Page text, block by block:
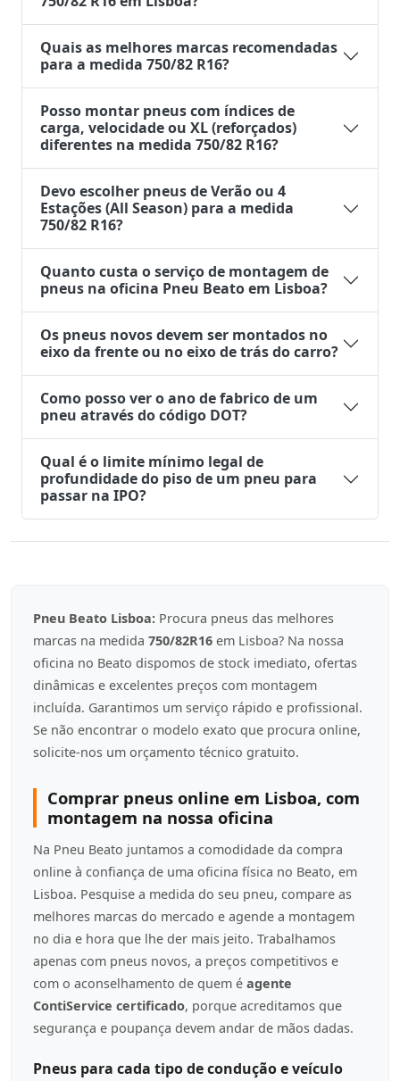
Quais as melhores marcas recomendadas
para a medida 750/82 R16?
Posso montar pneus com índices de
carga, velocidade ou XL (reforçados)
diferentes na medida 750/82 R16?
Devo escolher pneus de Verão ou 4
Estações (All Season) para a medida
750/82 R16?
Quanto custa o serviço de montagem de
pneus na oficina Pneu Beato em Lisboa?
Os pneus novos devem ser montados no
eixo da frente ou no eixo de trás do carro?
Como posso ver o ano de fabrico de um
pneu através do código DOT?
Qual é o limite mínimo legal de
profundidade do piso de um pneu para
passar na IPO?
Pneu Beato Lisboa: Procura pneus das melhores
marcas na medida 750/82R16 em Lisboa? Na nossa
oficina no Beato dispomos de stock imediato, ofertas
dinâmicas e excelentes preços com montagem
incluída. Garantimos um serviço rápido e profissional.
Se não encontrar o modelo exato que procura online,
solicite-nos um orçamento técnico gratuito.
Comprar pneus online em Lisboa, com
montagem na nossa oficina
Na Pneu Beato juntamos a comodidade da compra
online à confiança de uma oficina física no Beato, em
Lisboa. Pesquise a medida do seu pneu, compare as
melhores marcas do mercado e agende a montagem
no dia e hora que lhe der mais jeito. Trabalhamos
apenas com pneus novos, a preços competitivos e
com o aconselhamento de quem é agente
ContiService certificado, porque acreditamos que
segurança e poupança devem andar de mãos dadas.
Pneus para cada tipo de condução e veículo